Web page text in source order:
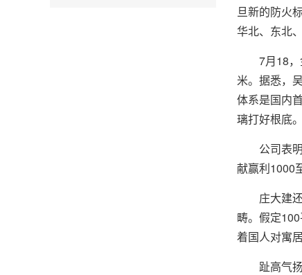
旦新的防火
华北、东北
7月18，金
米。据悉，
体系是国内
璃打好根底
公司表明
献赢利1000
庄大建还
畴。假定
着国人对寓
趾高气扬